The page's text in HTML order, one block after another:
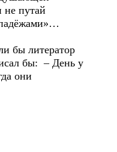
путай
литератор
бы: – День у
они